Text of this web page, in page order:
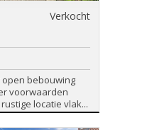
Verkocht
bebouwing
voorwaarden
locatie vlak...